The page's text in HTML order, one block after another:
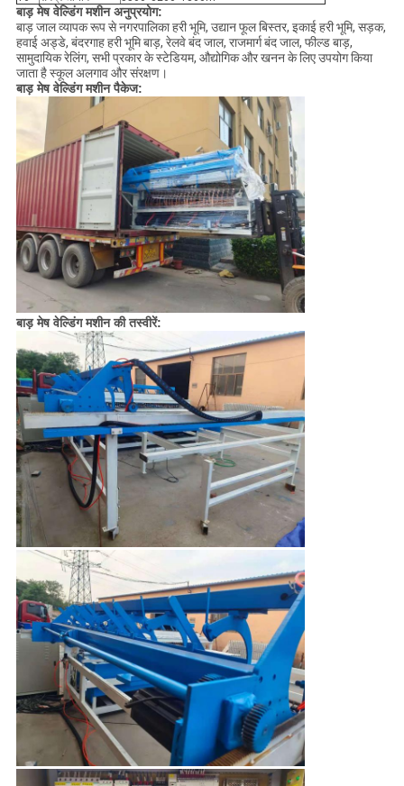
बाड़ मेष वेल्डिंग मशीन अनुप्रयोग:
बाड़ जाल व्यापक रूप से नगरपालिका हरी भूमि, उद्यान फूल बिस्तर, इकाई हरी भूमि, सड़क,
हवाई अड्डे, बंदरगाह हरी भूमि बाड़, रेलवे बंद जाल, राजमार्ग बंद जाल, फील्ड बाड़,
सामुदायिक रेलिंग, सभी प्रकार के स्टेडियम, औद्योगिक और खनन के लिए उपयोग किया
जाता है स्कूल अलगाव और संरक्षण।
बाड़ मेष वेल्डिंग मशीन पैकेज:
बाड़ मेष वेल्डिंग मशीन की तस्वीरें: